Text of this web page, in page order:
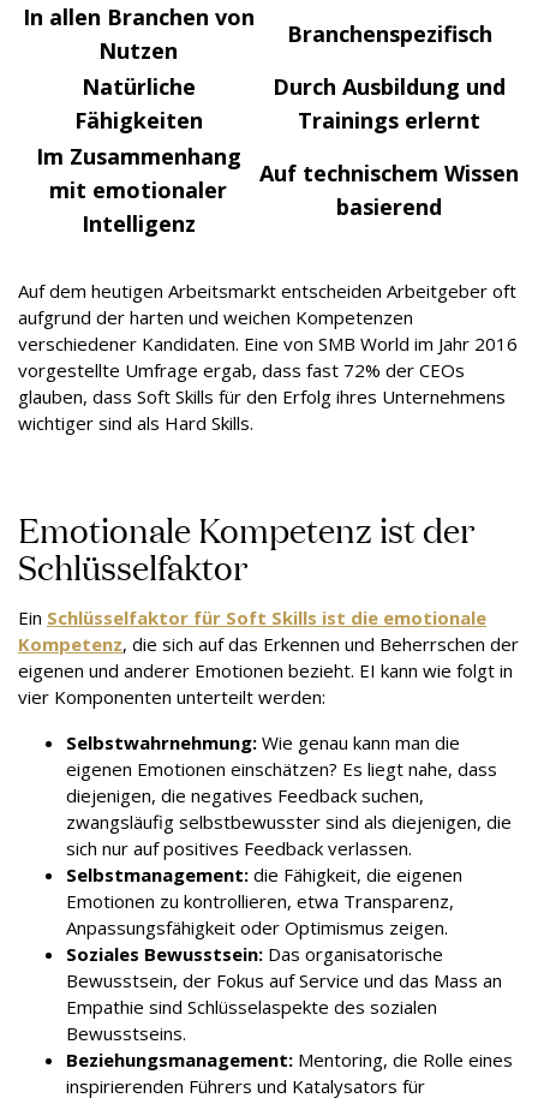
In allen Branchen von
Nutzen
Branchenspezifisch
Natürliche
Fähigkeiten
Durch Ausbildung und
Trainings erlernt
Im Zusammenhang
mit emotionaler
Intelligenz
Auf technischem Wissen
basierend
Auf dem heutigen Arbeitsmarkt entscheiden Arbeitgeber oft
aufgrund der harten und weichen Kompetenzen
verschiedener Kandidaten. Eine von SMB World im Jahr 2016
vorgestellte Umfrage ergab, dass fast 72% der CEOs
glauben, dass Soft Skills für den Erfolg ihres Unternehmens
wichtiger sind als Hard Skills.
Emotionale Kompetenz ist der
Schlüsselfaktor
Ein Schlüsselfaktor für Soft Skills ist die emotionale
Kompetenz, die sich auf das Erkennen und Beherrschen der
eigenen und anderer Emotionen bezieht. EI kann wie folgt in
vier Komponenten unterteilt werden:
Selbstwahrnehmung: Wie genau kann man die
eigenen Emotionen einschätzen? Es liegt nahe, dass
diejenigen, die negatives Feedback suchen,
zwangsläufig selbstbewusster sind als diejenigen, die
sich nur auf positives Feedback verlassen.
Selbstmanagement: die Fähigkeit, die eigenen
Emotionen zu kontrollieren, etwa Transparenz,
Anpassungsfähigkeit oder Optimismus zeigen.
Soziales Bewusstsein: Das organisatorische
Bewusstsein, der Fokus auf Service und das Mass an
Empathie sind Schlüsselaspekte des sozialen
Bewusstseins.
Beziehungsmanagement: Mentoring, die Rolle eines
inspirierenden Führers und Katalysators für